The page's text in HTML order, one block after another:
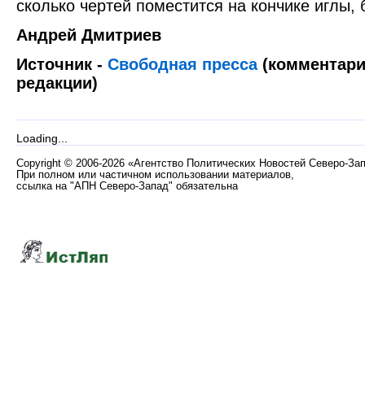
сколько чертей поместится на кончике
Андрей Дмитриев
Источник - Свободная пресса
редакции)
Loading...
Copyright © 2006-2026 «Агентство Политических Новостей Северо-
При полном или частичном использовании материалов,
ссылка на "АПН Северо-Запад" обязательна